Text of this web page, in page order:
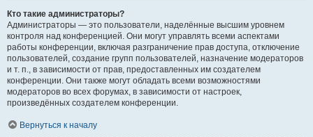
Кто такие администраторы?
Администраторы — это пользователи, наделённые высшим уровнем
контроля над конференцией. Они могут управлять всеми аспектами
работы конференции, включая разграничение прав доступа, отключение
пользователей, создание групп пользователей, назначение модераторов
и т. п., в зависимости от прав, предоставленных им создателем
конференции. Они также могут обладать всеми возможностями
модераторов во всех форумах, в зависимости от настроек,
произведённых создателем конференции.
Вернуться к началу